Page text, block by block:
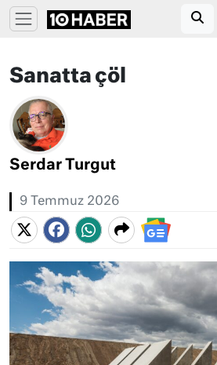
Sanatta çöl
Serdar Turgut
9 Temmuz 2026